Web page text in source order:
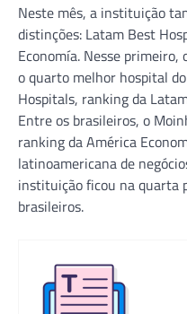
Neste mês, a instituição
distinções: Latam Best
Economía. Nesse
o quarto melhor hospital
Hospitals, ranking da
Entre os brasileiros, o
ranking da América
latinoamericana de
instituição ficou na quarta
brasileiros.